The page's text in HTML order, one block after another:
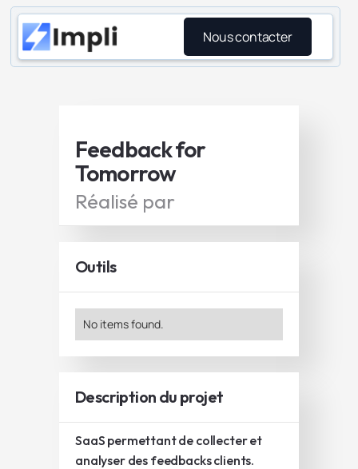
Nous contacter
Feedback for
Tomorrow
Réalisé par
Outils
No items found.
Description du projet
SaaS permettant de collecter et
analyser des feedbacks clients.